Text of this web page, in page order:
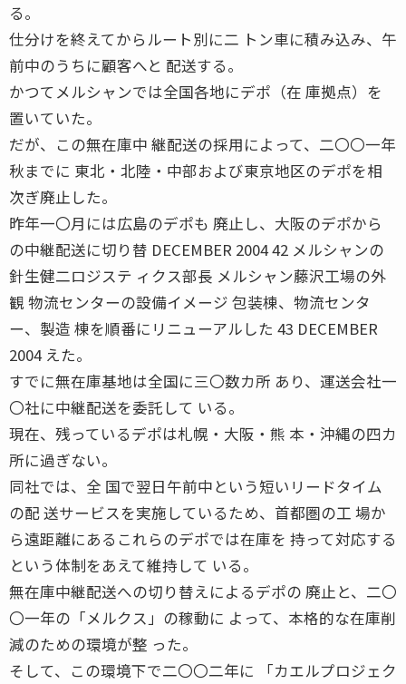
る。
仕分けを終えてからルート別に二 トン車に積み込み、午
前中のうちに顧客へと 配送する。
かつてメルシャンでは全国各地にデポ（在 庫拠点）を
置いていた。
だが、この無在庫中 継配送の採用によって、二〇〇一年
秋までに 東北・北陸・中部および東京地区のデポを相
次ぎ廃止した。
昨年一〇月には広島のデポも 廃止し、大阪のデポから
の中継配送に切り替 DECEMBER 2004 42 メルシャンの
針生健二ロジステ ィクス部長 メルシャン藤沢工場の外
観 物流センターの設備イメージ 包装棟、物流センタ
ー、製造 棟を順番にリニューアルした 43 DECEMBER
2004 えた。
すでに無在庫基地は全国に三〇数カ所 あり、運送会社一
〇社に中継配送を委託して いる。
現在、残っているデポは札幌・大阪・熊 本・沖縄の四カ
所に過ぎない。
同社では、全 国で翌日午前中という短いリードタイム
の配 送サービスを実施しているため、首都圏の工 場か
ら遠距離にあるこれらのデポでは在庫を 持って対応する
という体制をあえて維持して いる。
無在庫中継配送への切り替えによるデポの 廃止と、二〇
〇一年の「メルクス」の稼動に よって、本格的な在庫削
減のための環境が整 った。
そして、この環境下で二〇〇二年に 「カエルプロジェク